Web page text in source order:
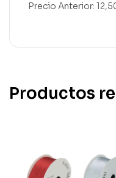
Precio Anterior:
Productos